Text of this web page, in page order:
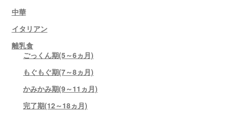
中華
イタリアン
離乳食
ごっくん期(5～6ヵ月)
もぐもぐ期(7～8ヵ月)
かみかみ期(9～11ヵ月)
完了期(12～18ヵ月)